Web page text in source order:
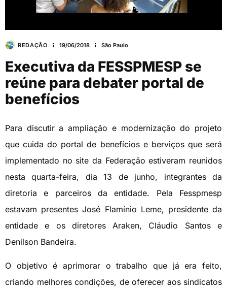
REDAÇÃO 19/06/2018 São Paulo
Executiva da FESSPMESP se
reúne para debater portal de
benefícios
Para discutir a ampliação e modernização do projeto
que cuida do portal de benefícios e berviços que será
implementado no site da Federação estiveram reunidos
nesta quarta-feira, dia 13 de junho, integrantes da
diretoria e parceiros da entidade. Pela Fesspmesp
estavam presentes José Flamínio Leme, presidente da
entidade e os diretores Araken, Cláudio Santos e
Denilson Bandeira.
O objetivo é aprimorar o trabalho que já era feito,
criando melhores condições, de oferecer aos sindicatos